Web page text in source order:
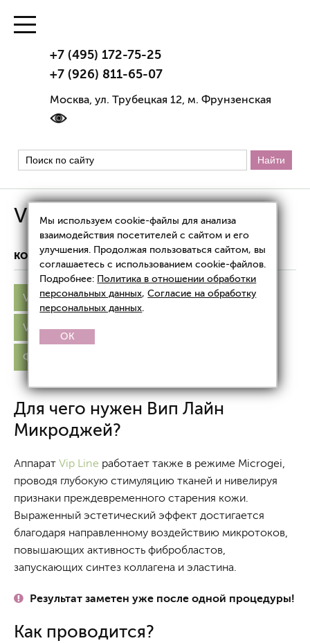
+7 (495) 172-75-25
+7 (926) 811-65-07
Москва, ул. Трубецкая 12, м. Фрунзенская
Vip Line Microgei
КОРРЕКЦИЯ ФИГУРЫ VIP LINE MICROGEI
Vip Line Vip Line Transion Vip Line Isogei
Vip Line Linfogei
Фото до и после
Для чего нужен Вип Лайн
Микроджей?
Аппарат Vip Line работает также в режиме Microgei,
проводя глубокую стимуляцию тканей и нивелируя
признаки преждевременного старения кожи.
Выраженный эстетический эффект достигается
благодаря направленному воздействию микротоков,
повышающих активность фибробластов,
запускающих синтез коллагена и эластина.
Результат заметен уже после одной процедуры!
Как проводится?
Мы используем cookie-файлы для анализа
взаимодействия посетителей с сайтом и его
улучшения. Продолжая пользоваться сайтом, вы
соглашаетесь с использованием cookie-файлов.
Подробнее: Политика в отношении обработки
персональных данных,Согласие на обработку
персональных данных.
OK